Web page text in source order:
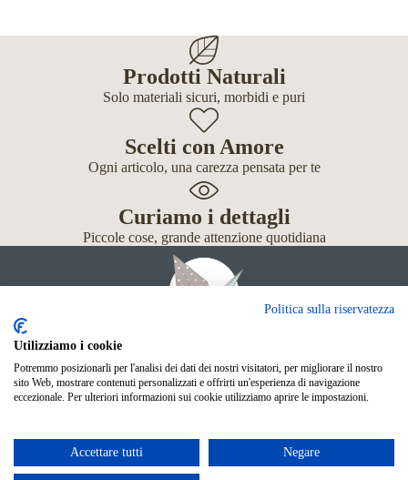
Prodotti Naturali
Solo materiali sicuri, morbidi e puri
Scelti con Amore
Ogni articolo, una carezza pensata per te
Curiamo i dettagli
Piccole cose, grande attenzione quotidiana
Giochi
Neonato
Shop Online
© Mille Gru di Sofia Calore. P.IVA 05033240283
Metodi di pagamento
Politica sulla riservatezza
Utilizziamo i cookie
Potremmo posizionarli per l'analisi dei dati dei nostri visitatori, per migliorare il nostro
sito Web, mostrare contenuti personalizzati e offrirti un'esperienza di navigazione
eccezionale. Per ulteriori informazioni sui cookie utilizziamo aprire le impostazioni.
Accettare tutti Negare